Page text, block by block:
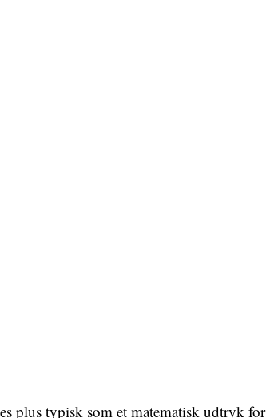
plus typisk som et matematisk udtryk for